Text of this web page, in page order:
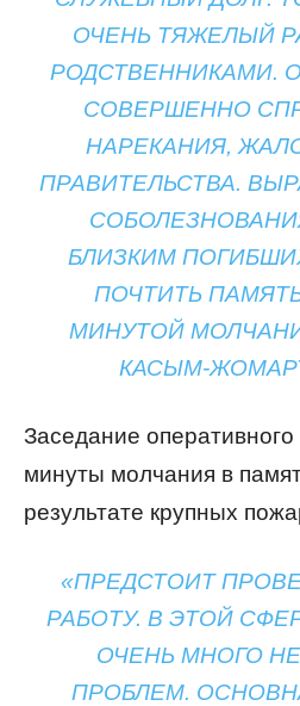
ОЧЕНЬ ТЯЖЕЛЫЙ
РОДСТВЕННИКАМИ.
СОВЕРШЕННО
НАРЕКАНИЯ,
ПРАВИТЕЛЬСТВА.
БЛИЗКИМ
ПОЧТИТЬ
МИНУТОЙ
КАСЫМ-
Заседание
минуты молчания в
результате крупных
«ПРЕДСТОИТ
РАБОТУ. В ЭТОЙ
ОЧЕНЬ МНОГО
ПРОБЛЕМ.